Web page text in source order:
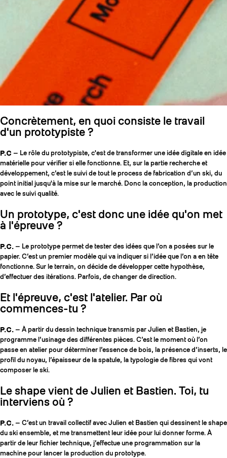
Concrètement, en quoi consiste le travail
d'un prototypiste ?
P.C — Le rôle du prototypiste, c'est de transformer une idée digitale en idée
matérielle pour vérifier si elle fonctionne. Et, sur la partie recherche et
développement, c’est le suivi de tout le process de fabrication d’un ski, du
point initial jusqu'à la mise sur le marché. Donc la conception, la production
avec le suivi qualité.
Un prototype, c'est donc une idée qu'on met
à l'épreuve ?
P.C. — Le prototype permet de tester des idées que l’on a posées sur le
papier. C’est un premier modèle qui va indiquer si l’idée que l’on a en tête
fonctionne. Sur le terrain, on décide de développer cette hypothèse,
d’effectuer des itérations. Parfois, de changer de direction.
Et l'épreuve, c'est l'atelier. Par où
commences-tu ?
P.C. — À partir du dessin technique transmis par Julien et Bastien, je
programme l’usinage des différentes pièces. C’est le moment où l’on
passe en atelier pour déterminer l’essence de bois, la présence d’inserts, le
profil du noyau, l’épaisseur de la spatule, la typologie de fibres qui vont
composer le ski.
Le shape vient de Julien et Bastien. Toi, tu
interviens où ?
P.C. — C’est un travail collectif avec Julien et Bastien qui dessinent le shape
du ski ensemble, et me transmettent leur idée pour lui donner forme. À
partir de leur fichier technique, j’effectue une programmation sur la
machine pour lancer la production du prototype.